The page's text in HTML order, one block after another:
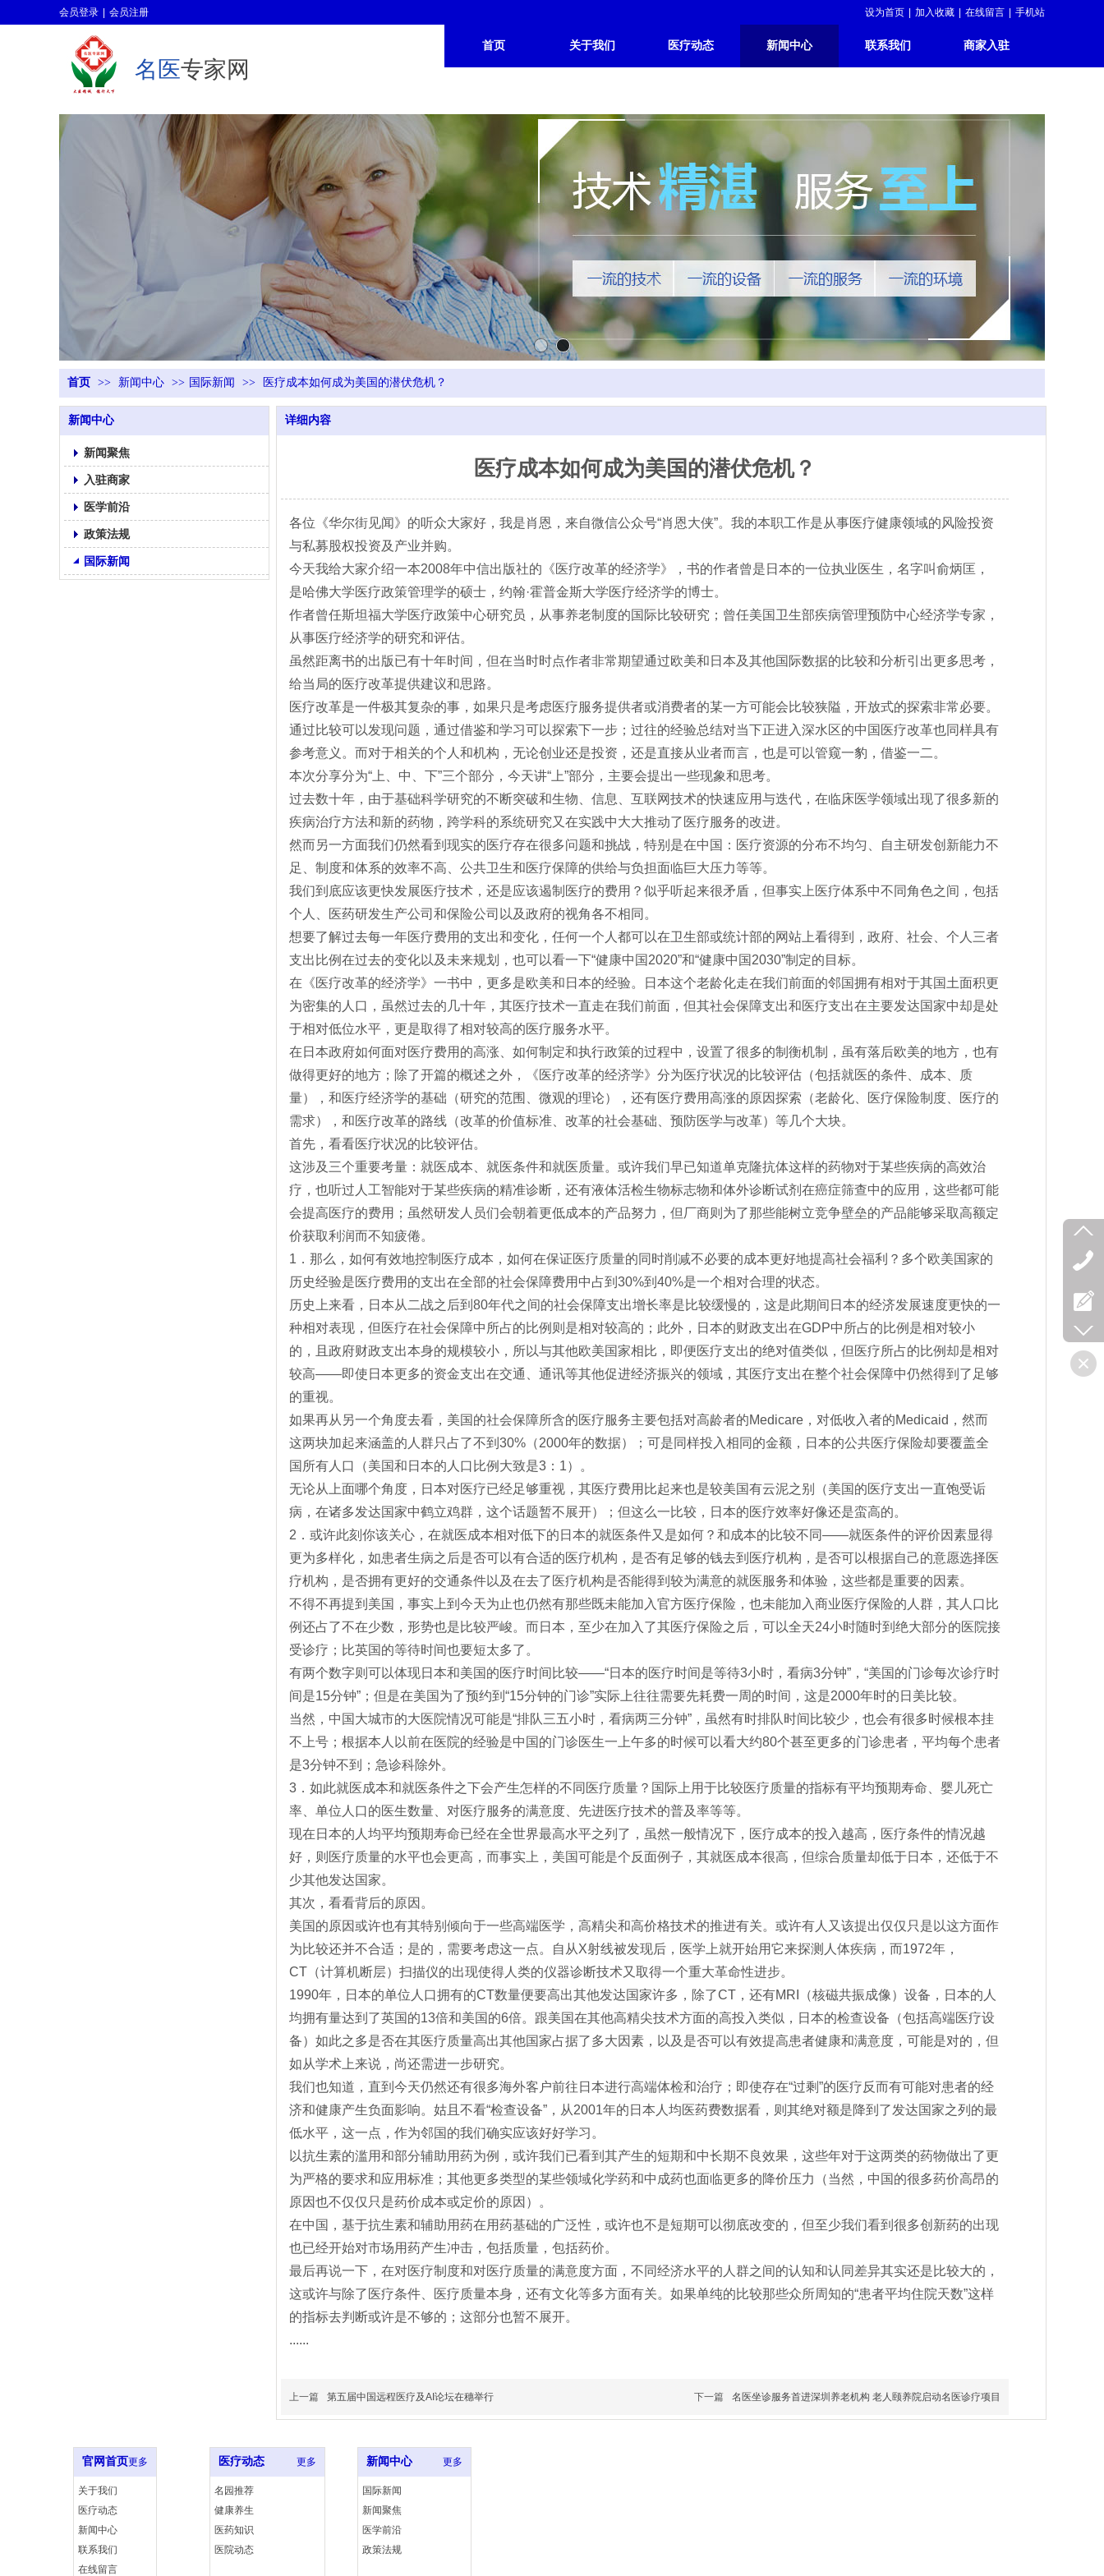
名医专家网
首页 关于我们 医疗动态 新闻中心 联系我们 商家入驻
会员登录 会员注册 设为首页 加入收藏 在线留言 手机站
首页 >> 新闻中心 >> 国际新闻 >> 医疗成本如何成为美国的潜伏危机？
新闻中心
新闻聚焦
入驻商家
医学前沿
政策法规
国际新闻
详细内容
医疗成本如何成为美国的潜伏危机？
各位《华尔街见闻》的听众大家好，我是肖恩，来自微信公众号“肖恩大侠”。我的本职工作是从事医疗健康领域的风险投资
与私募股权投资及产业并购。
今天我给大家介绍一本2008年中信出版社的《医疗改革的经济学》，书的作者曾是日本的一位执业医生，名字叫俞炳匡，
是哈佛大学医疗政策管理学的硕士，约翰·霍普金斯大学医疗经济学的博士。
作者曾任斯坦福大学医疗政策中心研究员，从事养老制度的国际比较研究；曾任美国卫生部疾病管理预防中心经济学专家，
从事医疗经济学的研究和评估。
虽然距离书的出版已有十年时间，但在当时时点作者非常期望通过欧美和日本及其他国际数据的比较和分析引出更多思考，
给当局的医疗改革提供建议和思路。
医疗改革是一件极其复杂的事，如果只是考虑医疗服务提供者或消费者的某一方可能会比较狭隘，开放式的探索非常必要。
通过比较可以发现问题，通过借鉴和学习可以探索下一步；过往的经验总结对当下正进入深水区的中国医疗改革也同样具有
参考意义。而对于相关的个人和机构，无论创业还是投资，还是直接从业者而言，也是可以管窥一豹，借鉴一二。
本次分享分为“上、中、下”三个部分，今天讲“上”部分，主要会提出一些现象和思考。
过去数十年，由于基础科学研究的不断突破和生物、信息、互联网技术的快速应用与迭代，在临床医学领域出现了很多新的
疾病治疗方法和新的药物，跨学科的系统研究又在实践中大大推动了医疗服务的改进。
然而另一方面我们仍然看到现实的医疗存在很多问题和挑战，特别是在中国：医疗资源的分布不均匀、自主研发创新能力不
足、制度和体系的效率不高、公共卫生和医疗保障的供给与负担面临巨大压力等等。
我们到底应该更快发展医疗技术，还是应该遏制医疗的费用？似乎听起来很矛盾，但事实上医疗体系中不同角色之间，包括
个人、医药研发生产公司和保险公司以及政府的视角各不相同。
想要了解过去每一年医疗费用的支出和变化，任何一个人都可以在卫生部或统计部的网站上看得到，政府、社会、个人三者
支出比例在过去的变化以及未来规划，也可以看一下“健康中国2020”和“健康中国2030”制定的目标。
在《医疗改革的经济学》一书中，更多是欧美和日本的经验。日本这个老龄化走在我们前面的邻国拥有相对于其国土面积更
为密集的人口，虽然过去的几十年，其医疗技术一直走在我们前面，但其社会保障支出和医疗支出在主要发达国家中却是处
于相对低位水平，更是取得了相对较高的医疗服务水平。
在日本政府如何面对医疗费用的高涨、如何制定和执行政策的过程中，设置了很多的制衡机制，虽有落后欧美的地方，也有
做得更好的地方；除了开篇的概述之外，《医疗改革的经济学》分为医疗状况的比较评估（包括就医的条件、成本、质
量），和医疗经济学的基础（研究的范围、微观的理论），还有医疗费用高涨的原因探索（老龄化、医疗保险制度、医疗的
需求），和医疗改革的路线（改革的价值标准、改革的社会基础、预防医学与改革）等几个大块。
首先，看看医疗状况的比较评估。
这涉及三个重要考量：就医成本、就医条件和就医质量。或许我们早已知道单克隆抗体这样的药物对于某些疾病的高效治
疗，也听过人工智能对于某些疾病的精准诊断，还有液体活检生物标志物和体外诊断试剂在癌症筛查中的应用，这些都可能
会提高医疗的费用；虽然研发人员们会朝着更低成本的产品努力，但厂商则为了那些能树立竞争壁垒的产品能够采取高额定
价获取利润而不知疲倦。
1．那么，如何有效地控制医疗成本，如何在保证医疗质量的同时削减不必要的成本更好地提高社会福利？多个欧美国家的
历史经验是医疗费用的支出在全部的社会保障费用中占到30%到40%是一个相对合理的状态。
历史上来看，日本从二战之后到80年代之间的社会保障支出增长率是比较缓慢的，这是此期间日本的经济发展速度更快的一
种相对表现，但医疗在社会保障中所占的比例则是相对较高的；此外，日本的财政支出在GDP中所占的比例是相对较小
的，且政府财政支出本身的规模较小，所以与其他欧美国家相比，即便医疗支出的绝对值类似，但医疗所占的比例却是相对
较高——即使日本更多的资金支出在交通、通讯等其他促进经济振兴的领域，其医疗支出在整个社会保障中仍然得到了足够
的重视。
如果再从另一个角度去看，美国的社会保障所含的医疗服务主要包括对高龄者的Medicare，对低收入者的Medicaid，然而
这两块加起来涵盖的人群只占了不到30%（2000年的数据）；可是同样投入相同的金额，日本的公共医疗保险却要覆盖全
国所有人口（美国和日本的人口比例大致是3：1）。
无论从上面哪个角度，日本对医疗已经足够重视，其医疗费用比起来也是较美国有云泥之别（美国的医疗支出一直饱受诟
病，在诸多发达国家中鹤立鸡群，这个话题暂不展开）；但这么一比较，日本的医疗效率好像还是蛮高的。
2．或许此刻你该关心，在就医成本相对低下的日本的就医条件又是如何？和成本的比较不同——就医条件的评价因素显得
更为多样化，如患者生病之后是否可以有合适的医疗机构，是否有足够的钱去到医疗机构，是否可以根据自己的意愿选择医
疗机构，是否拥有更好的交通条件以及在去了医疗机构是否能得到较为满意的就医服务和体验，这些都是重要的因素。
不得不再提到美国，事实上到今天为止也仍然有那些既未能加入官方医疗保险，也未能加入商业医疗保险的人群，其人口比
例还占了不在少数，形势也是比较严峻。而日本，至少在加入了其医疗保险之后，可以全天24小时随时到绝大部分的医院接
受诊疗；比英国的等待时间也要短太多了。
有两个数字则可以体现日本和美国的医疗时间比较——“日本的医疗时间是等待3小时，看病3分钟”，“美国的门诊每次诊疗时
间是15分钟”；但是在美国为了预约到“15分钟的门诊”实际上往往需要先耗费一周的时间，这是2000年时的日美比较。
当然，中国大城市的大医院情况可能是“排队三五小时，看病两三分钟”，虽然有时排队时间比较少，也会有很多时候根本挂
不上号；根据本人以前在医院的经验是中国的门诊医生一上午多的时候可以看大约80个甚至更多的门诊患者，平均每个患者
是3分钟不到；急诊科除外。
3．如此就医成本和就医条件之下会产生怎样的不同医疗质量？国际上用于比较医疗质量的指标有平均预期寿命、婴儿死亡
率、单位人口的医生数量、对医疗服务的满意度、先进医疗技术的普及率等等。
现在日本的人均平均预期寿命已经在全世界最高水平之列了，虽然一般情况下，医疗成本的投入越高，医疗条件的情况越
好，则医疗质量的水平也会更高，而事实上，美国可能是个反面例子，其就医成本很高，但综合质量却低于日本，还低于不
少其他发达国家。
其次，看看背后的原因。
美国的原因或许也有其特别倾向于一些高端医学，高精尖和高价格技术的推进有关。或许有人又该提出仅仅只是以这方面作
为比较还并不合适；是的，需要考虑这一点。自从X射线被发现后，医学上就开始用它来探测人体疾病，而1972年，
CT（计算机断层）扫描仪的出现使得人类的仪器诊断技术又取得一个重大革命性进步。
1990年，日本的单位人口拥有的CT数量便要高出其他发达国家许多，除了CT，还有MRI（核磁共振成像）设备，日本的人
均拥有量达到了英国的13倍和美国的6倍。跟美国在其他高精尖技术方面的高投入类似，日本的检查设备（包括高端医疗设
备）如此之多是否在其医疗质量高出其他国家占据了多大因素，以及是否可以有效提高患者健康和满意度，可能是对的，但
如从学术上来说，尚还需进一步研究。
我们也知道，直到今天仍然还有很多海外客户前往日本进行高端体检和治疗；即使存在“过剩”的医疗反而有可能对患者的经
济和健康产生负面影响。姑且不看“检查设备”，从2001年的日本人均医药费数据看，则其绝对额是降到了发达国家之列的最
低水平，这一点，作为邻国的我们确实应该好好学习。
以抗生素的滥用和部分辅助用药为例，或许我们已看到其产生的短期和中长期不良效果，这些年对于这两类的药物做出了更
为严格的要求和应用标准；其他更多类型的某些领域化学药和中成药也面临更多的降价压力（当然，中国的很多药价高昂的
原因也不仅仅只是药价成本或定价的原因）。
在中国，基于抗生素和辅助用药在用药基础的广泛性，或许也不是短期可以彻底改变的，但至少我们看到很多创新药的出现
也已经开始对市场用药产生冲击，包括质量，包括药价。
最后再说一下，在对医疗制度和对医疗质量的满意度方面，不同经济水平的人群之间的认知和认同差异其实还是比较大的，
这或许与除了医疗条件、医疗质量本身，还有文化等多方面有关。如果单纯的比较那些众所周知的“患者平均住院天数”这样
的指标去判断或许是不够的；这部分也暂不展开。
......
上一篇 第五届中国远程医疗及AI论坛在穗举行 下一篇 名医坐诊服务首进深圳养老机构 老人颐养院启动名医诊疗项目
官网首页更多
关于我们
医疗动态
新闻中心
联系我们
在线留言
医疗动态 更多
名园推荐
健康养生
医药知识
医院动态
新闻中心 更多
国际新闻
新闻聚焦
医学前沿
政策法规